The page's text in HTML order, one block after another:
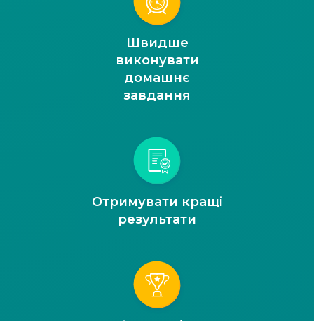
Швидше
виконувати
домашнє
завдання
Отримувати кращі
результати